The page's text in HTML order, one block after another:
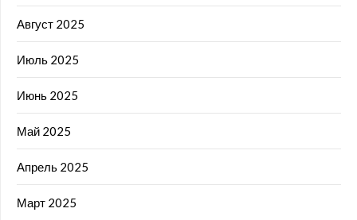
Август 2025
Июль 2025
Июнь 2025
Май 2025
Апрель 2025
Март 2025